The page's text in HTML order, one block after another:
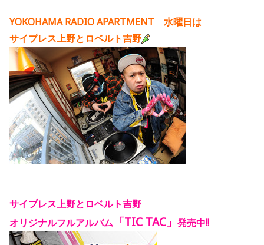
YOKOHAMA RADIO APARTMENT 水曜日は
サイプレス上野とロベルト吉野
サイプレス上野とロベルト吉野
オリジナルフルアルバム 「TIC TAC」 発売中!!